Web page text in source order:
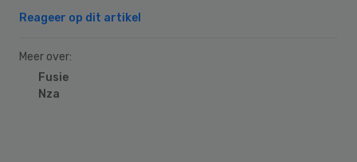
Reageer op dit artikel
Meer over:
Fusie
Nza